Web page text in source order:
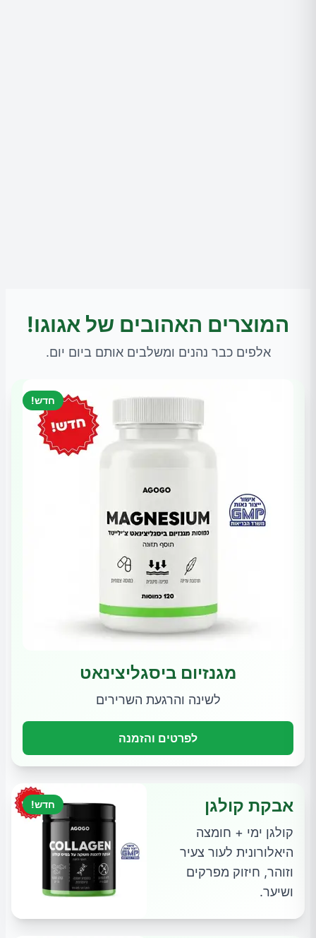
המוצרים האהובים של אגוגו!
אלפים כבר נהנים ומשלבים אותם ביום יום.
חדש!
מגנזיום ביסגליצינאט
לשינה והרגעת השרירים
לפרטים והזמנה
חדש! אבקת קולגן
קולגן ימי + חומצה
היאלורונית לעור צעיר
וזוהר, חיזוק מפרקים
ושיער.